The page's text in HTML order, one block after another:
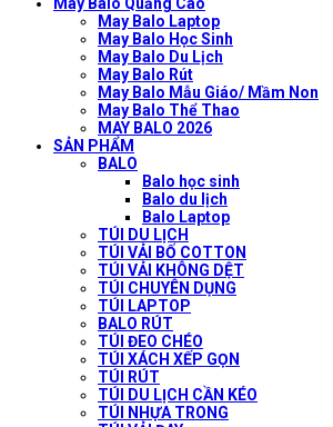
May Balo Laptop
May Balo Học Sinh
May Balo Du Lịch
May Balo Rút
May Balo Mẫu Giáo/ Mầm Non
May Balo Thể Thao
MAY BALO 2026
SẢN PHẨM
BALO
Balo học sinh
Balo du lịch
Balo Laptop
TÚI DU LỊCH
TÚI VẢI BỐ COTTON
TÚI VẢI KHÔNG DỆT
TÚI CHUYÊN DỤNG
TÚI LAPTOP
BALO RÚT
TÚI ĐEO CHÉO
TÚI XÁCH XẾP GỌN
TÚI RÚT
TÚI DU LỊCH CẦN KÉO
TÚI NHỰA TRONG